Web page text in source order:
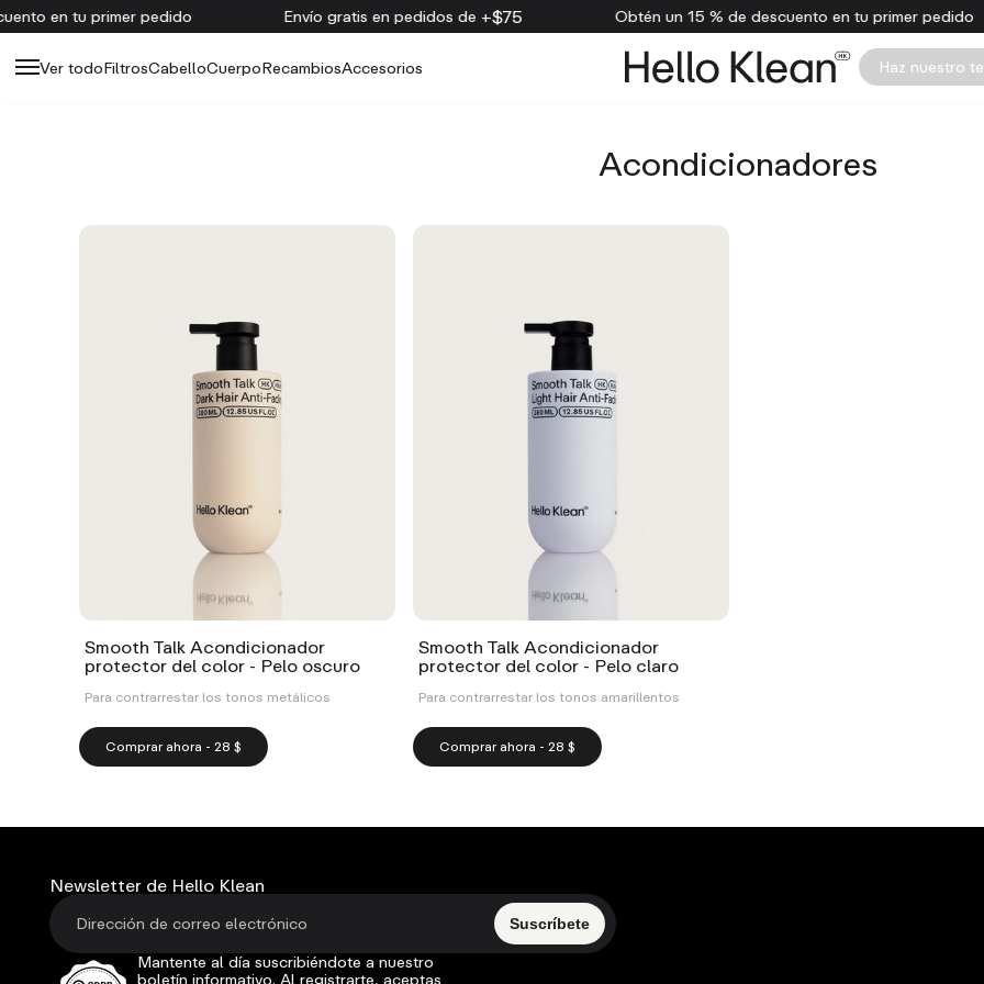
en tu primer pedido Envío gratis en pedidos de +$75 Obtén un 15 % de descuento en tu primer pedido
Ver todoFiltrosCabelloCuerpoRecambiosAccesorios Haz nuestro
Acondicionadores
Smooth Talk Acondicionador
protector del color - Pelo oscuro
Para contrarrestar los tonos metálicos
Comprar ahora - 28 $
Smooth Talk Acondicionador
protector del color - Pelo claro
Para contrarrestar los tonos amarillentos
Comprar ahora - 28 $
Newsletter de Hello Klean
Suscríbete
Mantente al día suscribiéndote a nuestro
boletín informativo. Al registrarte, aceptas